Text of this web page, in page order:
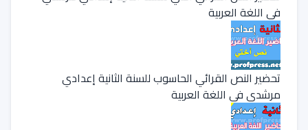
في اللغة العربية
تحضير النص القرائي الحاسوب للسنة الثانية إعدادي
مرشدي في اللغة العربية